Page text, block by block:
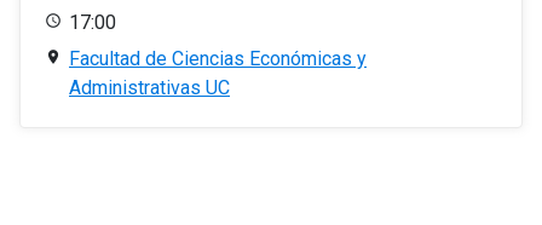
17:00
Facultad de Ciencias Económicas y
Administrativas UC